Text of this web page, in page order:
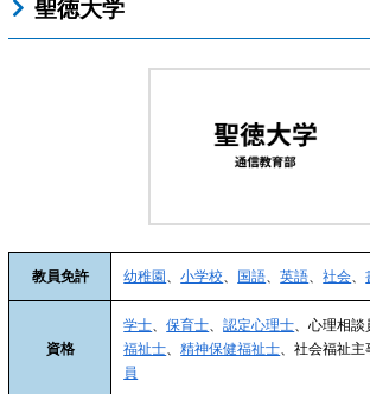
聖徳大学
教員免許 幼稚園 、小学校 国語 、英語 、社会 、
資格
学士 、保育士 、認定心理士 、心理相談
福祉士 、精神保健福祉士 、社会福祉主
員